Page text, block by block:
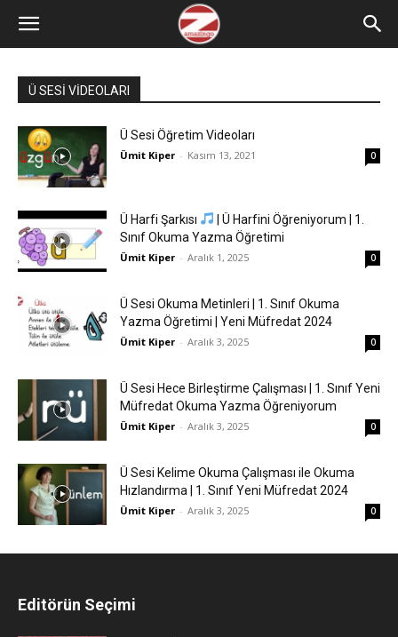
Ü SESİ VİDEOLARI
Ü Sesi Öğretim Videoları
Ümit Kiper - Kasım 13, 2021 0
Ü Harfi Şarkısı
| Ü Harfini Öğreniyorum | 1.
Sınıf Okuma Yazma Öğretimi
Ümit Kiper - Aralık 1, 2025 0
Ü Sesi Okuma Metinleri | 1. Sınıf Okuma
Yazma Öğretimi | Yeni Müfredat 2024
Ümit Kiper - Aralık 3, 2025 0
Ü Sesi Hece Birleştirme Çalışması | 1. Sınıf Yeni
Müfredat Okuma Yazma Öğreniyorum
Ümit Kiper - Aralık 3, 2025 0
Ü Sesi Kelime Okuma Çalışması ile Okuma
Hızlandırma | 1. Sınıf Yeni Müfredat 2024
Ümit Kiper - Aralık 3, 2025 0
Editörün Seçimi